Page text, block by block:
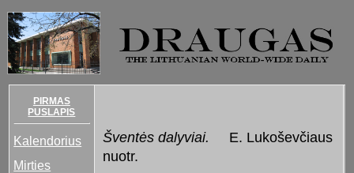
PIRMAS
PUSLAPIS
Kalendorius
Mirties
Šventės dalyviai.
E. Lukoševčiaus
nuotr.